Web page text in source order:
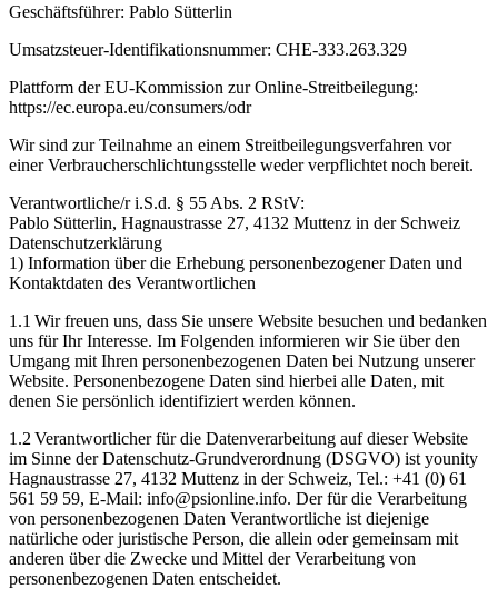
Geschäftsführer: Pablo Sütterlin
Umsatzsteuer-Identifikationsnummer: CHE-333.263.329
Plattform der EU-Kommission zur Online-Streitbeilegung:
https://ec.europa.eu/consumers/odr
Wir sind zur Teilnahme an einem Streitbeilegungsverfahren vor
einer Verbraucherschlichtungsstelle weder verpflichtet noch bereit.
Verantwortliche/r i.S.d. § 55 Abs. 2 RStV:
Pablo Sütterlin, Hagnaustrasse 27, 4132 Muttenz in der Schweiz
Datenschutzerklärung
1) Information über die Erhebung personenbezogener Daten und
Kontaktdaten des Verantwortlichen
1.1 Wir freuen uns, dass Sie unsere Website besuchen und bedanken
uns für Ihr Interesse. Im Folgenden informieren wir Sie über den
Umgang mit Ihren personenbezogenen Daten bei Nutzung unserer
Website. Personenbezogene Daten sind hierbei alle Daten, mit
denen Sie persönlich identifiziert werden können.
1.2 Verantwortlicher für die Datenverarbeitung auf dieser Website
im Sinne der Datenschutz-Grundverordnung (DSGVO) ist younity
Hagnaustrasse 27, 4132 Muttenz in der Schweiz, Tel.: +41 (0) 61
561 59 59, E-Mail: info@psionline.info. Der für die Verarbeitung
von personenbezogenen Daten Verantwortliche ist diejenige
natürliche oder juristische Person, die allein oder gemeinsam mit
anderen über die Zwecke und Mittel der Verarbeitung von
personenbezogenen Daten entscheidet.